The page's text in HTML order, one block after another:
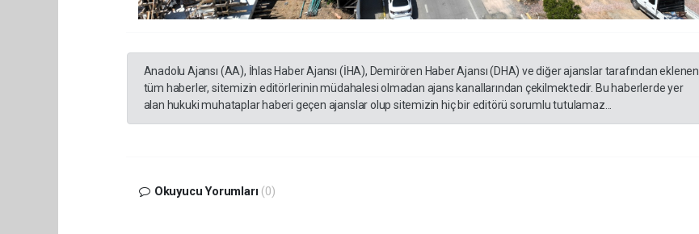
Anadolu Ajansı (AA), İhlas Haber Ajansı (İHA), Demirören Haber Ajansı (DHA) ve diğer ajanslar tarafından eklenen
tüm haberler, sitemizin editörlerinin müdahalesi olmadan ajans kanallarından çekilmektedir. Bu haberlerde yer
alan hukuki muhataplar haberi geçen ajanslar olup sitemizin hiç bir editörü sorumlu tutulamaz...
Okuyucu Yorumları (0)